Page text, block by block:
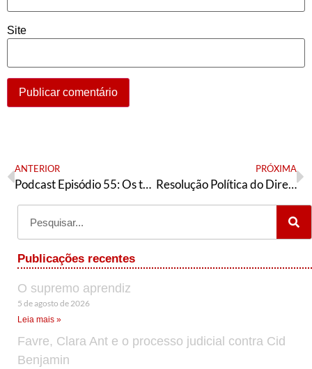
Site
ANTERIOR
Podcast Episódio 55: Os trabalhadores industriais, o Diretório Nacional do PT e o Fora Bolsonaro!
PRÓXIMA
Resolução Política do Diretório Nacional do Partido dos Trabalhadores
Publicações recentes
O supremo aprendiz
5 de agosto de 2026
Leia mais »
Favre, Clara Ant e o processo judicial contra Cid
Benjamin